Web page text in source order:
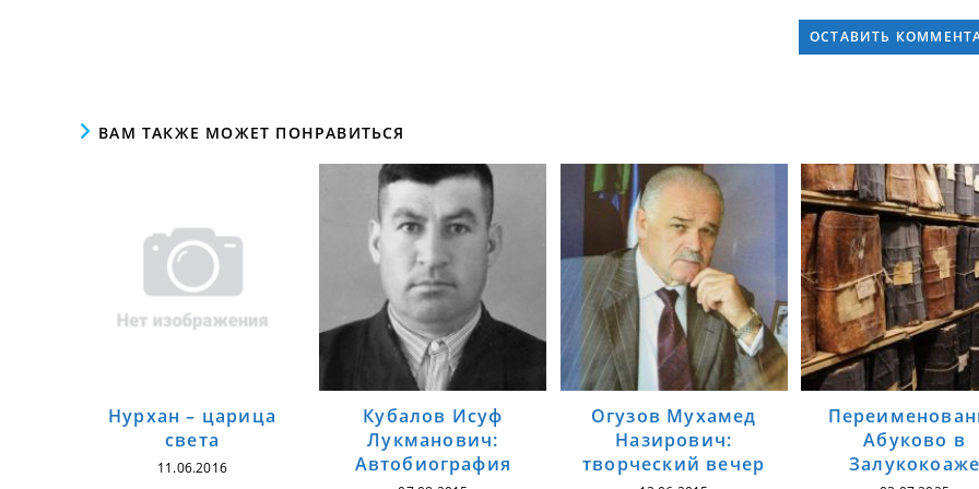
ВАМ ТАКЖЕ МОЖЕТ ПОНРАВИТЬСЯ
Нурхан – царица
света
11.06.2016
Кубалов Исуф
Лукманович:
Автобиография
Огузов Мухамед
Назирович:
творческий вечер
Абуково в